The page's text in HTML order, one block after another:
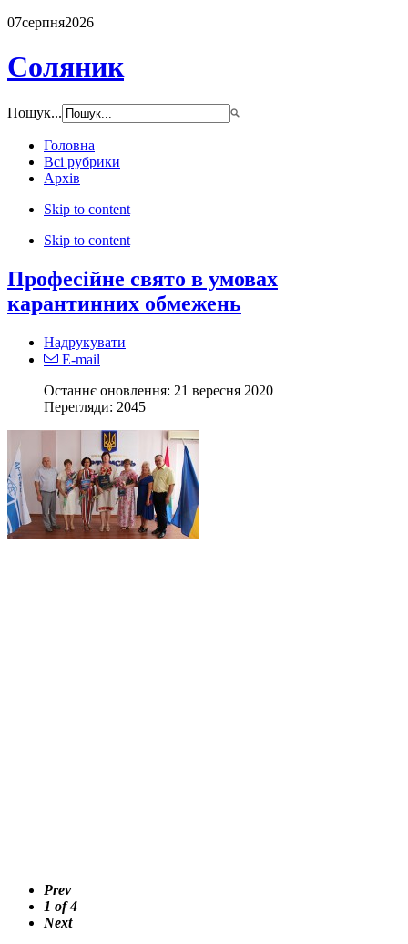
07серпня2026
Соляник
Пошук...
Головна
Всі рубрики
Архів
Skip to content
Skip to content
Професійне свято в умовах
карантинних обмежень
Надрукувати
E-mail
Останнє оновлення: 21 вересня 2020
Перегляди: 2045
Prev
1 of4
Next